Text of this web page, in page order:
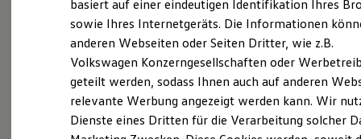
Technologie
Kosten und Kauf
Verbrauchskosten
Kaufoptionen
E-Auto-Förderung
Software und Konnektivität
Die ID. Software 6
ID. Software Versionen und Updates
Digitale Extras
Schnittstellen zu Ihrem ID.
Servicetermin buchen
Serviceanfrage stellen
basiert auf einer eindeutigen Identifikation Ihres
sowie Ihres Internetgeräts. Die Informationen
anderen Webseiten oder Seiten Dritter, wie z.B.
Volkswagen Konzerngesellschaften oder
geteilt werden, sodass Ihnen auch auf anderen
relevante Werbung angezeigt werden kann. Wir
Dienste eines Dritten für die Verarbeitung solcher